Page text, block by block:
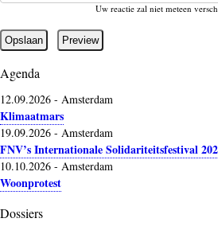
Uw reactie zal niet meteen
Agenda
12.09.2026 - Amsterdam
Klimaatmars
19.09.2026 - Amsterdam
FNV’s Internationale Solidariteitsfestival
10.10.2026 - Amsterdam
Woonprotest
Dossiers